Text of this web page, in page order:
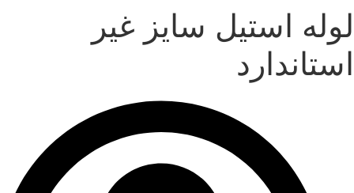
لوله استیل سایز غیر
استاندارد